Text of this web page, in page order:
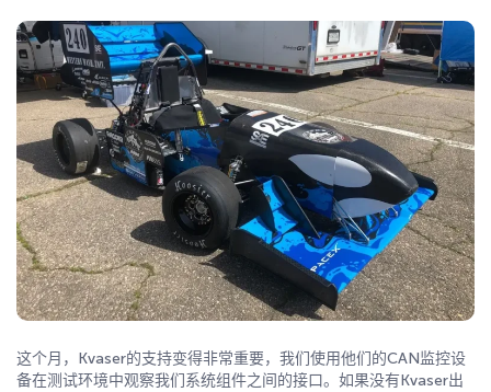
这个月，Kvaser的支持变得非常重要，我们使用他们的CAN监控设
备在测试环境中观察我们系统组件之间的接口。如果没有Kvaser出